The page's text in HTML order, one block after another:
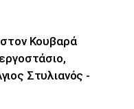
Κουβαρά
Στυλιανός -